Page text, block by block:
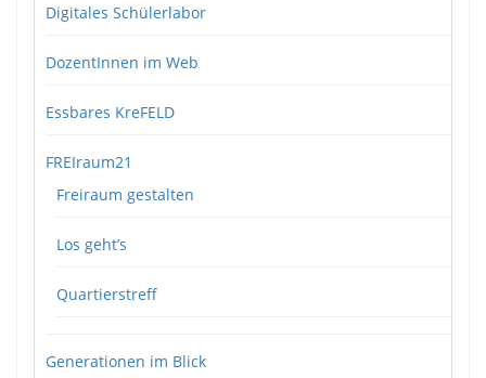
Digitales Schülerlabor
DozentInnen im Web
Essbares KreFELD
FREIraum21
Freiraum gestalten
Los geht’s
Quartierstreff
Generationen im Blick